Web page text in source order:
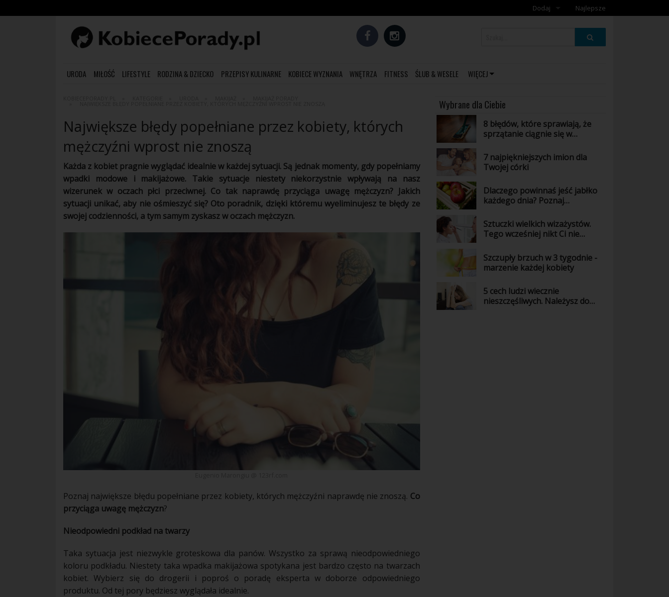
Dodaj
Najlepsze
URODA MIŁOŚĆ LIFESTYLE RODZINA & DZIECKO PRZEPISY KULINARNE KOBIECE WYZNANIA WNĘTRZA FITNESS ŚLUB & WESELE WIĘCEJ
Największe błędy popełniane przez kobiety, których
mężczyźni wprost nie znoszą
Każda z kobiet pragniewyglądać idealnie w każdej sytuacji. Są jednak momenty, gdy popełniamy
wpadki modowe i makijażowe. Takie sytuacje niestety niekorzystnie wpływają na nasz
wizerunek w oczach płci przeciwnej. Co tak naprawdę przyciąga uwagę mężczyzn? Jakich
sytuacji unikać, aby nie ośmieszyć się? Oto poradnik, dzięki któremu wyeliminujesz te błędy ze
swojej codzienności, a tym samym zyskasz w oczach mężczyzn.
Poznaj największe błędu popełniane przez kobiety, których mężczyźni naprawdę nie znoszą. Co
przyciąga uwagę mężczyzn?
Nieodpowiedni podkład na twarzy
Taka sytuacja jest niezwykle groteskowa dla panów. Wszystko za sprawą nieodpowiedniego
koloru podkładu. Niestety taka wpadka makijażowa spotykana jest bardzo często na twarzach
kobiet. Wybierz się do drogerii i poproś o poradę eksperta w doborze odpowiedniego
produktu. Od tej pory będziesz wyglądała idealnie.
Wybrane dla Ciebie
8 błędów, które sprawiają, że
sprzątanie ciągnie się w
7 najpiękniejszych imion dla
Twojej córki
Dlaczego powinnaś jeść jabłko
każdego dnia? Poznaj
owocu
Sztuczki wielkich wizażystów.
Tego wcześniej nikt Ci nie
Szczupły brzuch w 3 tygodnie -
marzenie każdej kobiety
5 cech ludzi wiecznie
nieszczęśliwych. Należysz do